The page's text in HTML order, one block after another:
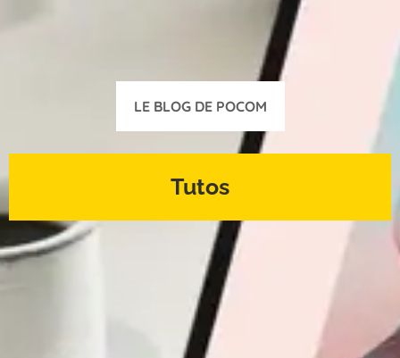
LE BLOG DE POCOM
Tutos